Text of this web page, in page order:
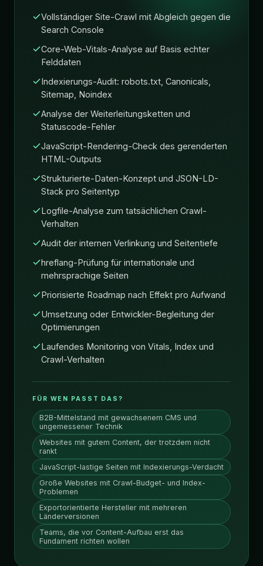
Vollständiger Site-Crawl mit Abgleich gegen die
Search Console
Core-Web-Vitals-Analyse auf Basis echter
Felddaten
Indexierungs-Audit: robots.txt, Canonicals,
Sitemap, Noindex
Analyse der Weiterleitungsketten und
Statuscode-Fehler
JavaScript-Rendering-Check des gerenderten
HTML-Outputs
Strukturierte-Daten-Konzept und JSON-LD-
Stack pro Seitentyp
Logfile-Analyse zum tatsächlichen Crawl-
Verhalten
Audit der internen Verlinkung und Seitentiefe
hreflang-Prüfung für internationale und
mehrsprachige Seiten
Priorisierte Roadmap nach Effekt pro Aufwand
Umsetzung oder Entwickler-Begleitung der
Optimierungen
Laufendes Monitoring von Vitals, Index und
Crawl-Verhalten
FÜR WEN PASST DAS?
B2B-Mittelstand mit gewachsenem CMS und
ungemessener Technik
Websites mit gutem Content, der trotzdem nicht
rankt
JavaScript-lastige Seiten mit Indexierungs-Verdacht
Große Websites mit Crawl-Budget- und Index-
Problemen
Exportorientierte Hersteller mit mehreren
Länderversionen
Teams, die vor Content-Aufbau erst das
Fundament richten wollen